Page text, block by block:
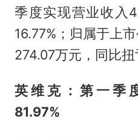
季度实现营业收入
16.77%；归属于上
274.07万元，同比扭
英维克：第一季
81.97%